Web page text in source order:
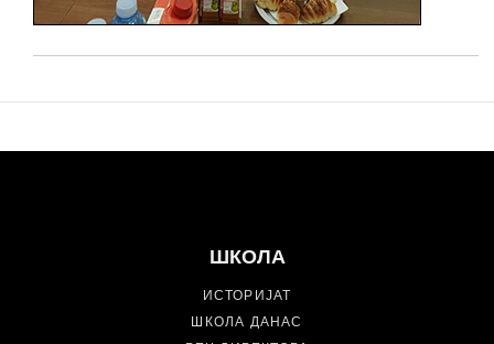
ШКОЛА
ИСТОРИЈАТ
ШКОЛА ДАНАС